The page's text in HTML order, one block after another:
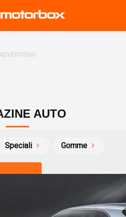
AUTO
Speciali Gomme